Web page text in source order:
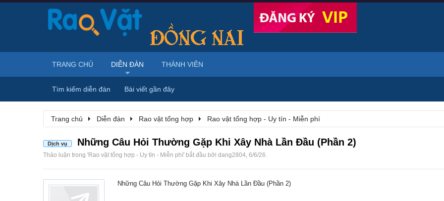
Trang chủ Diễn đàn Rao vặt tổng hợp Rao vặt tổng hợp - Uy tín - Miễn phí
Dịch vụ Những Câu Hỏi Thường Gặp Khi Xây Nhà Lần Đầu (Phần 2)
Thảo luận trong 'Rao vặt tổng hợp - Uy tín - Miễn phí' bắt đầu bởi dang2804, 6/6/26.
Những Câu Hỏi Thường Gặp Khi Xây Nhà Lần Đầu (Phần 2)
TRANG CHỦ DIỄN ĐÀN
Tìm kiếm diễn đàn Bài viết gần đây
THÀNH VIÊN